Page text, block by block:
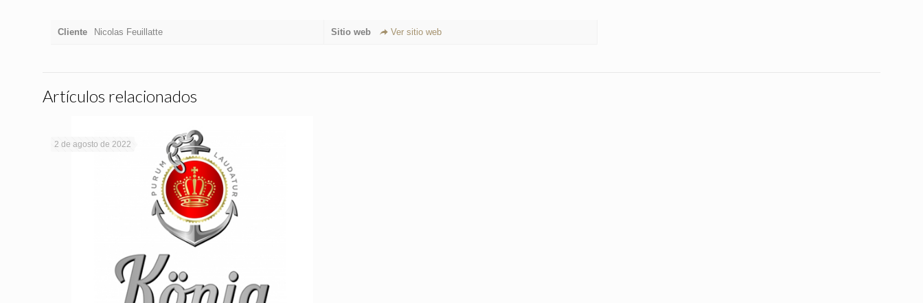
Cliente Nicolas Feuillatte Sitio web Ver sitio web
Artículos relacionados
2 de agosto de 2022